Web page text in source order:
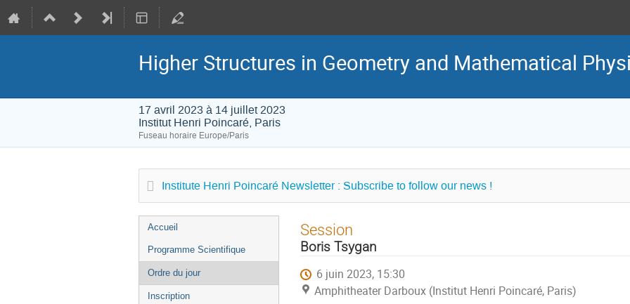
Higher Structures in Geometry and Mathematical
17 avril 2023 à 14 juillet 2023
Institut Henri Poincaré, Paris
Fuseau horaire Europe/Paris
Institute Henri Poincaré Newsletter : Subscribe to follow our news !
Menu
de
l'événement
Accueil
Programme Scientifique
Ordre du jour
Inscription
Session
Boris Tsygan
6 juin 2023, 15:30
Amphitheater Darboux (Institut Henri Poincaré, Paris)